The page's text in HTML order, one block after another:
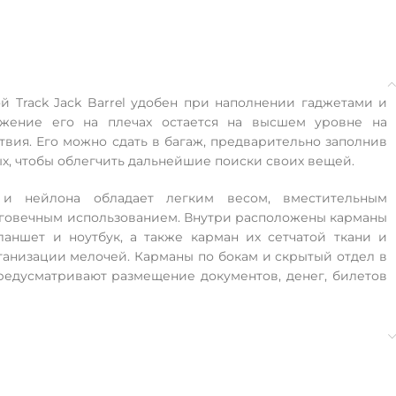
Track Jack Barrel удобен при наполнении гаджетами и
его на плечах остается на высшем уровне на
Его можно сдать в багаж, предварительно заполнив
чтобы облегчить дальнейшие поиски своих вещей.
нейлона обладает легким весом, вместительным
использованием. Внутри расположены карманы
и ноутбук, а также карман их сетчатой ткани и
мелочей. Карманы по бокам и скрытый отдел в
размещение документов, денег, билетов